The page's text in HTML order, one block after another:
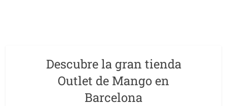
Descubre la gran tienda
Outlet de Mango en
Barcelona